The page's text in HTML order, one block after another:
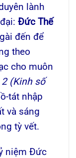
lành
Đức Thế
đến để
theo
cho muôn
(Kinh số
tát nhập
và sáng
tỳ vết.
niệm Đức